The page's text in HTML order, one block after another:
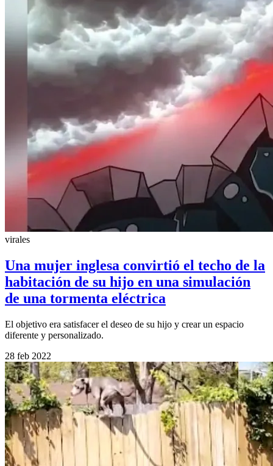
virales
Una mujer inglesa convirtió el techo de la
habitación de su hijo en una simulación
de una tormenta eléctrica
El objetivo era satisfacer el deseo de su hijo y crear un espacio
diferente y personalizado.
28 feb 2022